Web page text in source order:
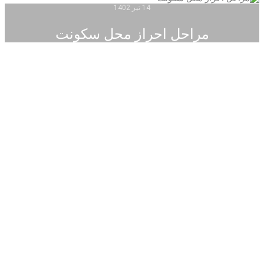
14 تیر 1402
مراحل احراز محل سکونت